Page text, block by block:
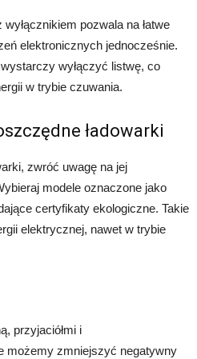
pozwala na łatwe
elektronicznych jednocześnie.
wyłączyć listwę, co
w trybie czuwania.
ładowarki
zwróć uwagę na jej
modele oznaczone jako
certyfikaty ekologiczne. Takie
elektrycznej, nawet w trybie
przyjaciółmi i
możemy zmniejszyć negatywny